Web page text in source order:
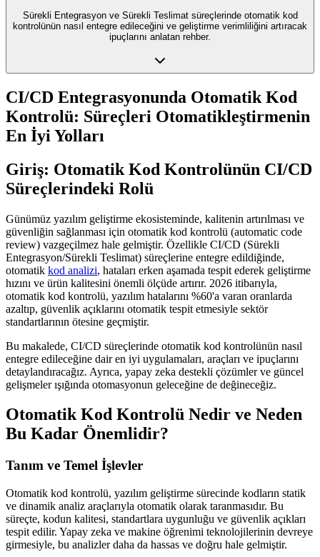
Sürekli Entegrasyon ve Sürekli Teslimat süreçlerinde otomatik kod
kontrolünün nasıl entegre edileceğini ve geliştirme verimliliğini artıracak
ipuçlarını anlatan rehber.
CI/CD Entegrasyonunda Otomatik Kod
Kontrolü: Süreçleri Otomatikleştirmenin
En İyi Yolları
Giriş: Otomatik Kod Kontrolünün CI/CD
Süreçlerindeki Rolü
Günümüz yazılım geliştirme ekosisteminde, kalitenin artırılması ve
güvenliğin sağlanması için otomatik kod kontrolü (automatic code
review) vazgeçilmez hale gelmiştir. Özellikle CI/CD (Sürekli
Entegrasyon/Sürekli Teslimat) süreçlerine entegre edildiğinde,
otomatik kod analizi, hataları erken aşamada tespit ederek geliştirme
hızını ve ürün kalitesini önemli ölçüde artırır. 2026 itibarıyla,
otomatik kod kontrolü, yazılım hatalarını %60'a varan oranlarda
azaltıp, güvenlik açıklarını otomatik tespit etmesiyle sektör
standartlarının ötesine geçmiştir.
Bu makalede, CI/CD süreçlerinde otomatik kod kontrolünün nasıl
entegre edileceğine dair en iyi uygulamaları, araçları ve ipuçlarını
detaylandıracağız. Ayrıca, yapay zeka destekli çözümler ve güncel
gelişmeler ışığında otomasyonun geleceğine de değineceğiz.
Otomatik Kod Kontrolü Nedir ve Neden
Bu Kadar Önemlidir?
Tanım ve Temel İşlevler
Otomatik kod kontrolü, yazılım geliştirme sürecinde kodların statik
ve dinamik analiz araçlarıyla otomatik olarak taranmasıdır. Bu
süreçte, kodun kalitesi, standartlara uygunluğu ve güvenlik açıkları
tespit edilir. Yapay zeka ve makine öğrenimi teknolojilerinin devreye
girmesiyle, bu analizler daha da hassas ve doğru hale gelmiştir.